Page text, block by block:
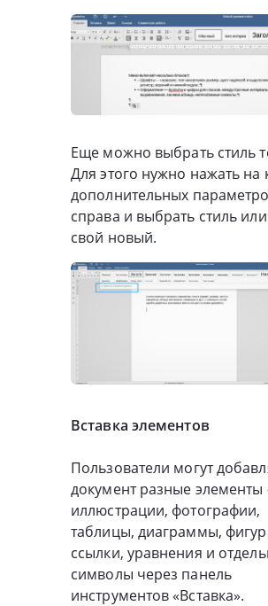
Еще можно выбрать стиль
Для этого нужно нажать на
дополнительных
справа и выбрать стиль
свой новый.
Вставка элементов
Пользователи могут
документ разные
иллюстрации, фотографии,
таблицы, диаграммы,
ссылки, уравнения и
символы через панель
инструментов «Вставка».